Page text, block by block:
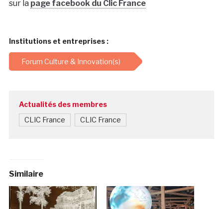
sur la page facebook du Clic France
Institutions et entreprises :
Forum Culture & Innovation(s)
Actualités des membres
CLIC France CLIC France
Similaire